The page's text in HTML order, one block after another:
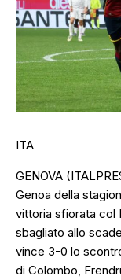
ITA
GENOVA
Genoa della
vittoria sfiorata col
sbagliato allo
vince 3-0 lo
di Colombo,